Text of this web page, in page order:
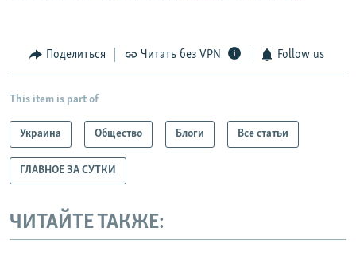
Поделиться Читать без VPN Follow us
This item is part of
Украина Общество Блоги Все статьи
ГЛАВНОЕ ЗА СУТКИ
ЧИТАЙТЕ ТАКЖЕ: